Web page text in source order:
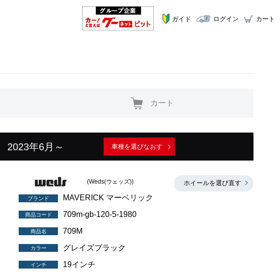
ガイド ログイン カート
カート
2023年6月～ 車種を選びなおす
ホイールを選び直す
(Weds(ウェッズ))
ブランド MAVERICK マーベリック
商品コード 709m-gb-120-5-1980
商品名 709M
カラー グレイズブラック
インチ 19インチ